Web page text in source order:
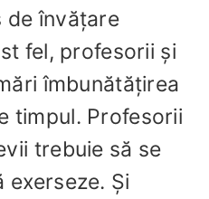
de învățare
fel, profesorii și
îmbunătățirea
timpul. Profesorii
trebuie să se
exerseze. Și